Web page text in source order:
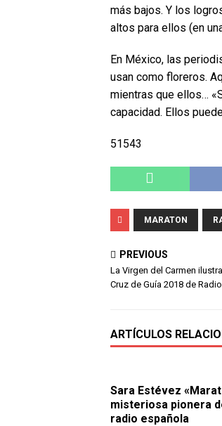
más bajos. Y los
altos para ellos (en
En México, las
usan como floreros.
mientras que ellos…
capacidad. Ellos
51543
MARATON
PREVIOUS
La Virgen del Carmen
Cruz de Guía 2018 de
ARTÍCULOS
Sara Estévez
misteriosa pionera
radio española